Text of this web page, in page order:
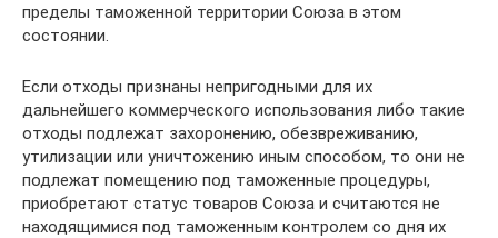
пределы таможенной территории Союза в этом
состоянии.
Если отходы признаны непригодными для их
дальнейшего коммерческого использования либо такие
отходы подлежат захоронению, обезвреживанию,
утилизации или уничтожению иным способом, то они не
подлежат помещению под таможенные процедуры,
приобретают статус товаров Союза и считаются не
находящимися под таможенным контролем со дня их